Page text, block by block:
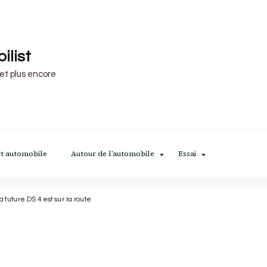
plus encore
automobile Autour de l’automobile Essai
future DS 4 est sur la route